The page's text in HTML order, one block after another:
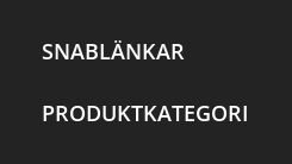
SNABLÄNKAR
PRODUKTKATEGORI